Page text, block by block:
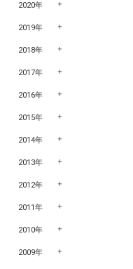
2020年
2019年
2018年
2017年
2016年
2015年
2014年
2013年
2012年
2011年
2010年
2009年